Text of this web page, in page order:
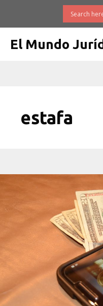
El Mundo
estafa